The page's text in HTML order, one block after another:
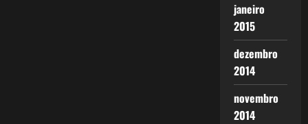
janeiro
2015
dezembro
2014
novembro
2014